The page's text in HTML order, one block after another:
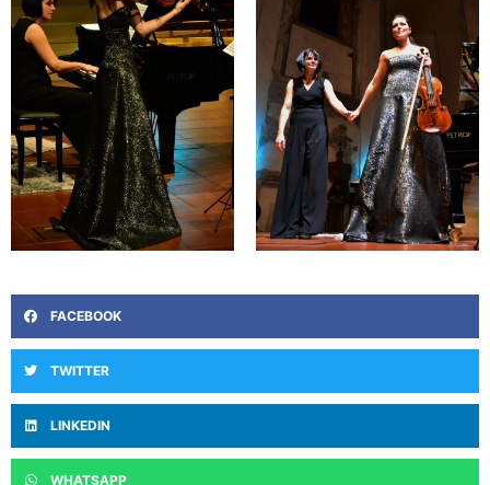
FACEBOOK
TWITTER
LINKEDIN
WHATSAPP